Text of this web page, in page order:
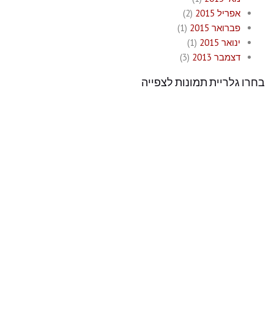
אפריל 2015
(2)
פברואר 2015
(1)
ינואר 2015
(1)
דצמבר 2013
(3)
בחרו גלריית תמונות לצפייה